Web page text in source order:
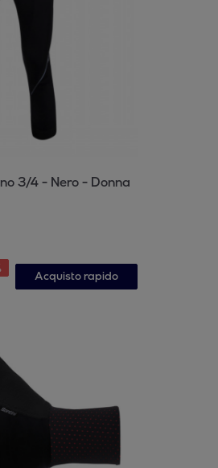
3/4 - Nero - Donna
Acquisto rapido